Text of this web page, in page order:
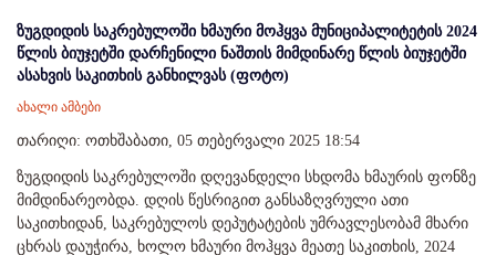
ზუგდიდის საკრებულოში ხმაური მოჰყვა მუნიციპალიტეტის 2024
წლის ბიუჯეტში დარჩენილი ნაშთის მიმდინარე წლის ბიუჯეტში
ასახვის საკითხის განხილვას (ფოტო)
ახალი ამბები
თარიღი: ოთხშაბათი, 05 თებერვალი 2025 18:54
ზუგდიდის საკრებულოში დღევანდელი სხდომა ხმაურის ფონზე
მიმდინარეობდა. დღის წესრიგით განსაზღვრული ათი
საკითხიდან, საკრებულოს დეპუტატების უმრავლესობამ მხარი
ცხრას დაუჭირა, ხოლო ხმაური მოჰყვა მეათე საკითხის, 2024